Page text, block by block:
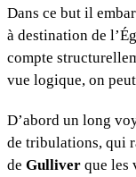
Dans ce but il
à destination de
compte
vue logique, on
D’abord un long
de tribulations, qui
de Gulliver que les